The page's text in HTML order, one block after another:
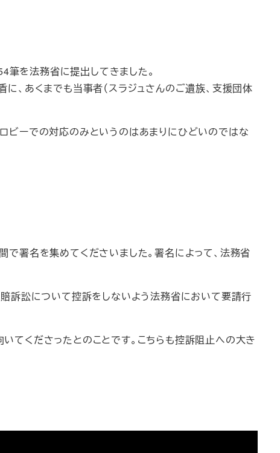
筆を法務省に提出してきました。
、あくまでも当事者（スラジュさんのご遺族、支援団体
ビーでの対応のみというのはあまりにひどいのではな
署名を集めてくださいました。署名によって、法務省
訴訟について控訴をしないよう法務省において要請行
てくださったとのことです。こちらも控訴阻止への大き